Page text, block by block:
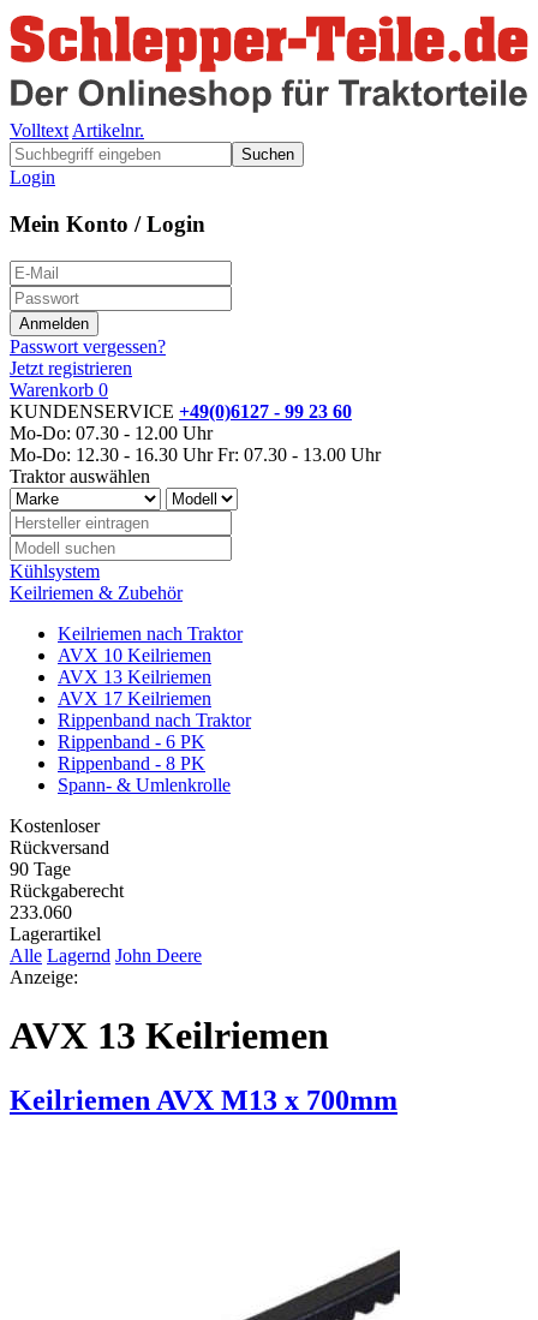
Volltext Artikelnr.
Suchen
Login
Mein Konto / Login
Passwort vergessen?
Jetzt registrieren
Warenkorb 0
KUNDENSERVICE +49(0)6127 - 99 23 60
Mo-Do: 07.30 - 12.00 Uhr
Mo-Do: 12.30 - 16.30 Uhr Fr: 07.30 - 13.00 Uhr
Traktor auswählen
Kühlsystem
Keilriemen & Zubehör
Keilriemen nach Traktor
AVX 10 Keilriemen
AVX 13 Keilriemen
AVX 17 Keilriemen
Rippenband nach Traktor
Rippenband - 6 PK
Rippenband - 8 PK
Spann- & Umlenkrolle
Kostenloser
Rückversand
90 Tage
Rückgaberecht
233.060
Lagerartikel
Alle Lagernd John Deere
Anzeige:
AVX 13 Keilriemen
Keilriemen AVX M13 x 700mm